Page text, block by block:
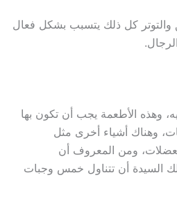
والتوتر كل ذلك يتسبب بشكل فعال
وهذه الأطعمة يجب أن تكون بها
وهناك أشياء أخرى مثل
ومن المعروف أن
السيدة أن تتناول خمس وجبات